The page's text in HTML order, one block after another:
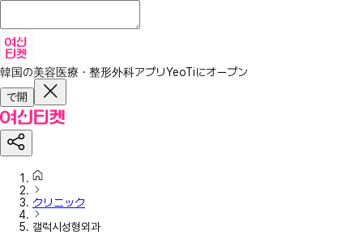
韓国の美容医療・整形外科アプリYeoTiにオープン
で開
クリニック
갤럭시성형외과